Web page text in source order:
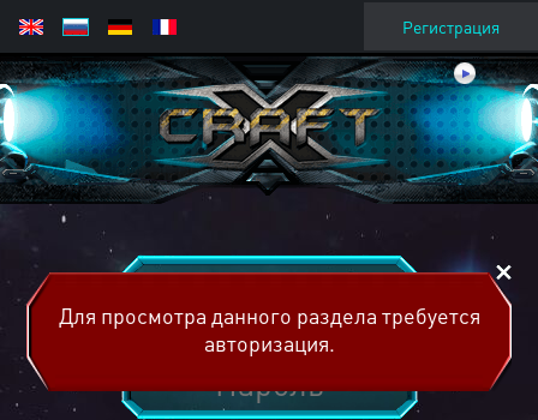
Регистрация
Для просмотра данного раздела требуется
авторизация.